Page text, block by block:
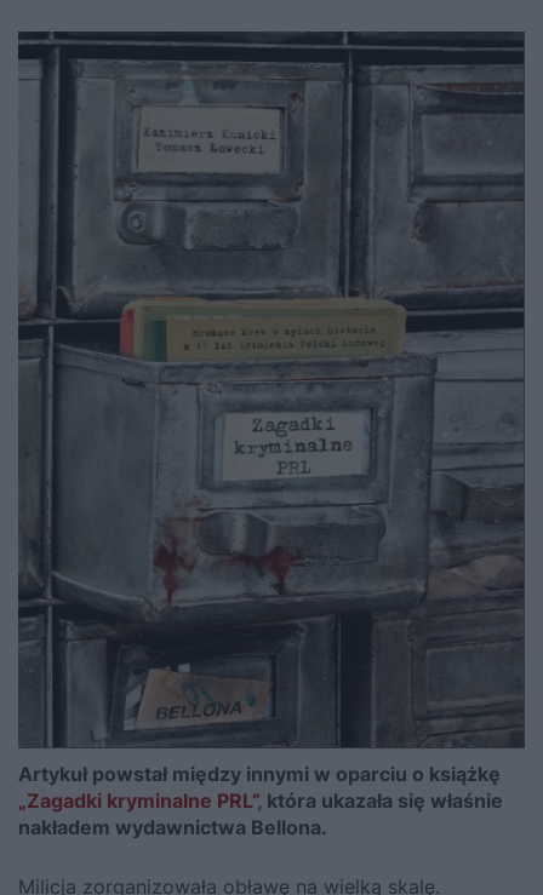
Artykuł powstał między innymi w oparciu o książkę
„Zagadki kryminalne PRL”, która ukazała się właśnie
nakładem wydawnictwa Bellona.
Milicja zorganizowała obławę na wielką skalę.